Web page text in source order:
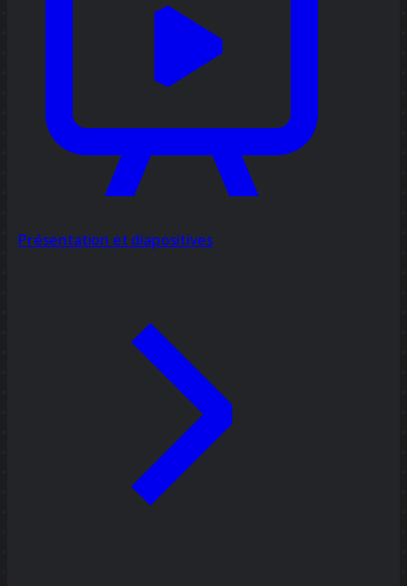
Présentation et diapositives